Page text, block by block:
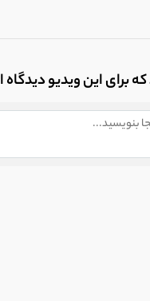
برای این ویدیو